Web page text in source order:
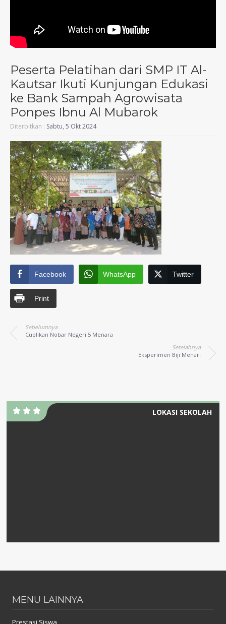
Peserta Pelatihan dari SMP IT Al-
Kautsar Ikuti Kunjungan Edukasi
ke Bank Sampah Agrowisata
Ponpes Ibnu Al Mubarok
Diterbitkan : Sabtu, 5 Okt 2024
Facebook WhatsApp Twitter
Print
Sebelumnya
Cuplikan Nobar Negeri 5 Menara
Setelahnya
Eksperimen Biji Menari
LOKASI SEKOLAH
MENU LAINNYA
Prestasi Siswa